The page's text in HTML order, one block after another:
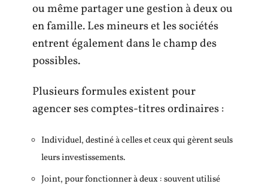
ou même partager une gestion à deux ou
en famille. Les mineurs et les sociétés
entrent également dans le champ des
possibles.
Plusieurs formules existent pour
agencer ses comptes-titres ordinaires :
Individuel, destiné à celles et ceux qui gèrent seuls
leurs investissements.
Joint, pour fonctionner à deux : souvent utilisé